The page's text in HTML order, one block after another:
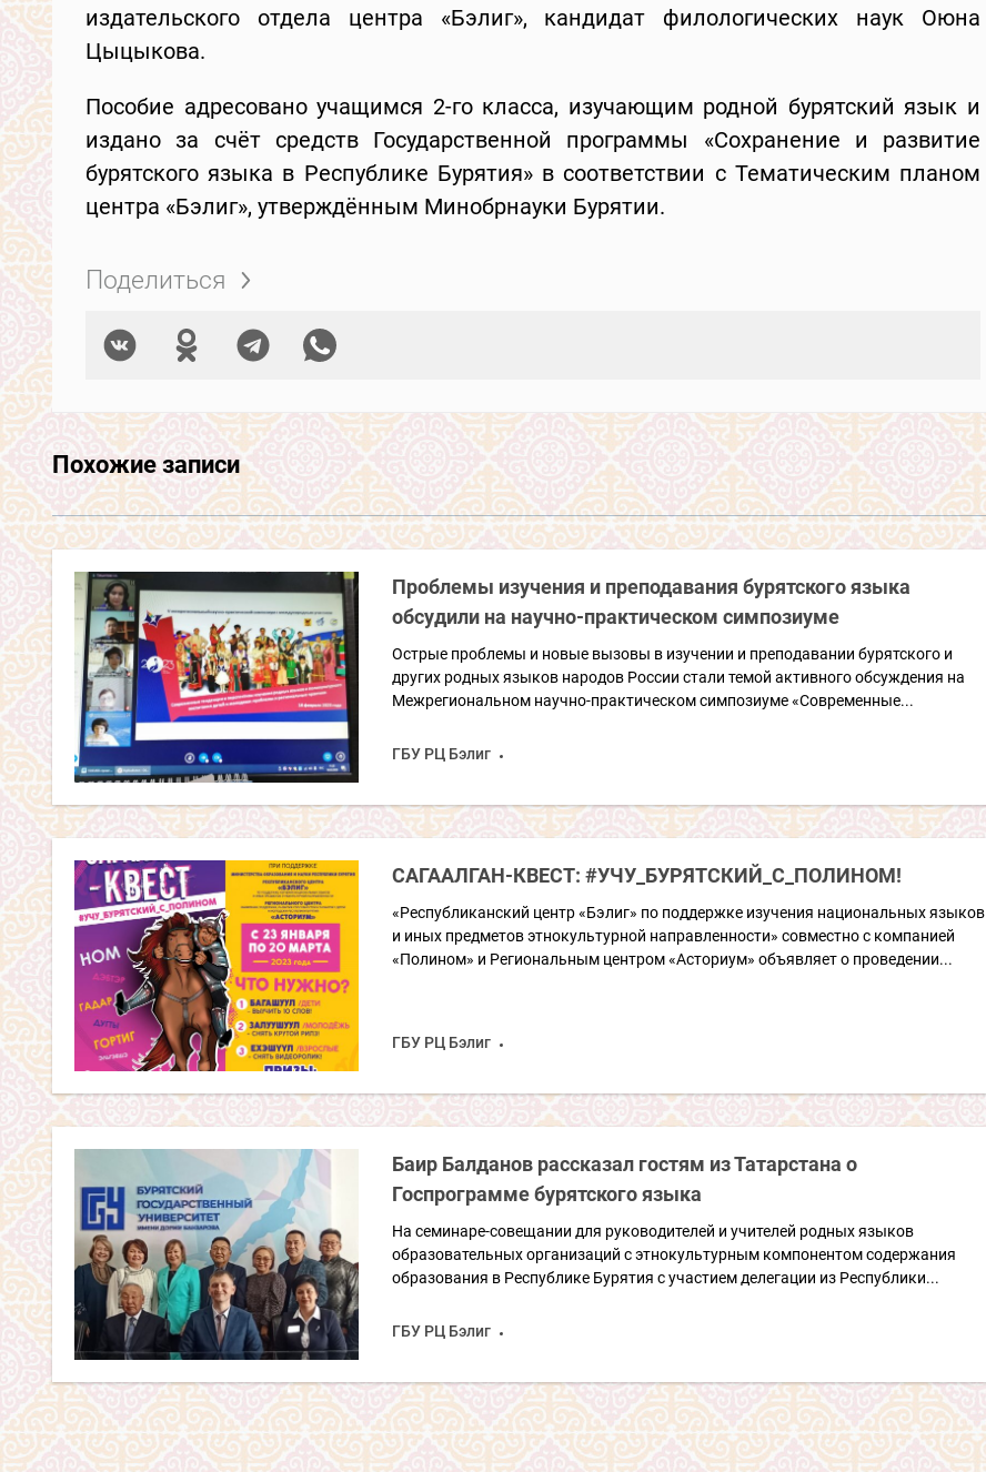
издательского отдела центра «Бэлиг», кандидат филологических наук Оюна
Цыцыкова.
Пособие адресовано учащимся 2-го класса, изучающим родной бурятский язык и
издано за счёт средств Государственной программы «Сохранение и развитие
бурятского языка в Республике Бурятия» в соответствии с Тематическим планом
центра «Бэлиг», утверждённым Минобрнауки Бурятии.
Поделиться
Похожие записи
Проблемы изучения и преподавания бурятского языка
обсудили на научно-практическом симпозиуме
Острые проблемы и новые вызовы в изучении и преподавании бурятского и
других родных языков народов России стали темой активного обсуждения на
Межрегиональном научно-практическом симпозиуме «Современные...
ГБУ РЦ Бэлиг
САГААЛГАН-КВЕСТ: #УЧУ_БУРЯТСКИЙ_С_ПОЛИНОМ!
«Республиканский центр «Бэлиг» по поддержке изучения национальных языков
и иных предметов этнокультурной направленности» совместно с компанией
«Полином» и Региональным центром «Асториум» объявляет о проведении...
ГБУ РЦ Бэлиг
Баир Балданов рассказал гостям из Татарстана о
Госпрограмме бурятского языка
На семинаре-совещании для руководителей и учителей родных языков
образовательных организаций с этнокультурным компонентом содержания
образования в Республике Бурятия с участием делегации из Республики...
ГБУ РЦ Бэлиг